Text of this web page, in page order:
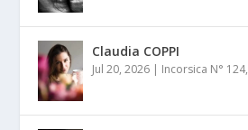
Claudia COPPI
Jul 20, 2026 | Incorsica N° 124,